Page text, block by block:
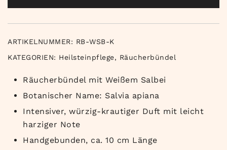
ARTIKELNUMMER: RB-WSB-K
KATEGORIEN: Heilsteinpflege, Räucherbündel
Räucherbündel mit Weißem Salbei
Botanischer Name: Salvia apiana
Intensiver, würzig-krautiger Duft mit leicht
harziger Note
Handgebunden, ca. 10 cm Länge